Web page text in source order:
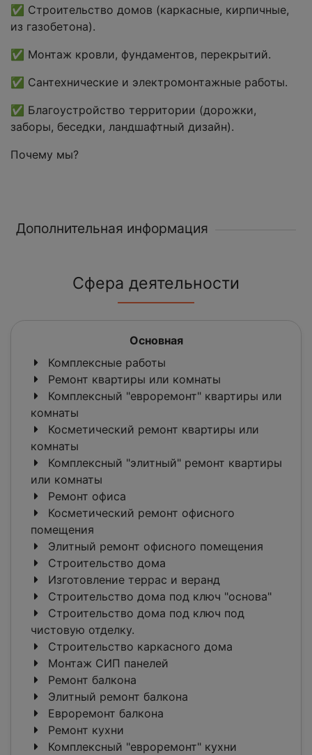
✅ Строительство домов (каркасные, кирпичные,
из газобетона).
✅ Монтаж кровли, фундаментов, перекрытий.
✅ Сантехнические и электромонтажные работы.
✅ Благоустройство территории (дорожки,
заборы, беседки, ландшафтный дизайн).
Почему мы?
Дополнительная информация
Сфера деятельности
Основная
Комплексные работы
Ремонт квартиры или комнаты
Комплексный "евроремонт" квартиры или
комнаты
Косметический ремонт квартиры или
комнаты
Комплексный "элитный" ремонт квартиры
или комнаты
Ремонт офиса
Косметический ремонт офисного
помещения
Элитный ремонт офисного помещения
Строительство дома
Изготовление террас и веранд
Строительство дома под ключ "основа"
Строительство дома под ключ под
чистовую отделку.
Строительство каркасного дома
Монтаж СИП панелей
Ремонт балкона
Элитный ремонт балкона
Евроремонт балкона
Ремонт кухни
Комплексный "евроремонт" кухни